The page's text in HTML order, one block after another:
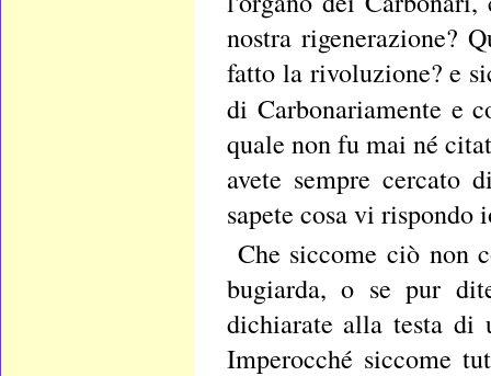
nostra rigenerazione?
fatto la rivoluzione? e
di Carbonariamente e
quale non fu mai né
avete sempre cercato
sapete cosa vi
Che siccome ciò non
bugiarda, o se pur
dichiarate alla testa di
Imperocché siccome